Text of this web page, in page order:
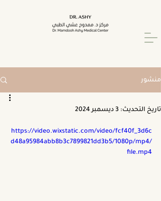
منشور
تاريخ التحديث: 3 ديسمبر 2024
https://video.wixstatic.com/video/fcf40f_3d6c
d48a95984abb8b3c7899821dd3b5/1080p/mp4/
file.mp4